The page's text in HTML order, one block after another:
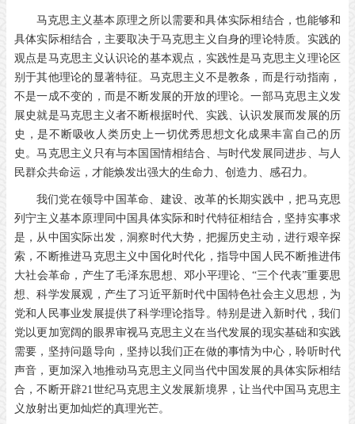
马克思主义基本原理之所以需要和具体实际相结合，也能够和
具体实际相结合，主要取决于马克思主义自身的理论特质。实践的
观点是马克思主义认识论的基本观点，实践性是马克思主义理论区
别于其他理论的显著特征。马克思主义不是教条，而是行动指南，
不是一成不变的，而是不断发展的开放的理论。一部马克思主义发
展史就是马克思主义者不断根据时代、实践、认识发展而发展的历
史，是不断吸收人类历史上一切优秀思想文化成果丰富自己的历
史。马克思主义只有与本国国情相结合、与时代发展同进步、与人
民群众共命运，才能焕发出强大的生命力、创造力、感召力。
我们党在领导中国革命、建设、改革的长期实践中，把马克思
列宁主义基本原理同中国具体实际和时代特征相结合，坚持实事求
是，从中国实际出发，洞察时代大势，把握历史主动，进行艰辛探
索，不断推进马克思主义中国化时代化，指导中国人民不断推进伟
大社会革命，产生了毛泽东思想、邓小平理论、“三个代表”重要思
想、科学发展观，产生了习近平新时代中国特色社会主义思想，为
党和人民事业发展提供了科学理论指导。特别是进入新时代，我们
党以更加宽阔的眼界审视马克思主义在当代发展的现实基础和实践
需要，坚持问题导向，坚持以我们正在做的事情为中心，聆听时代
声音，更加深入地推动马克思主义同当代中国发展的具体实际相结
合，不断开辟21世纪马克思主义发展新境界，让当代中国马克思主
义放射出更加灿烂的真理光芒。